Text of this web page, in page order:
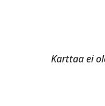
Karttaa ei